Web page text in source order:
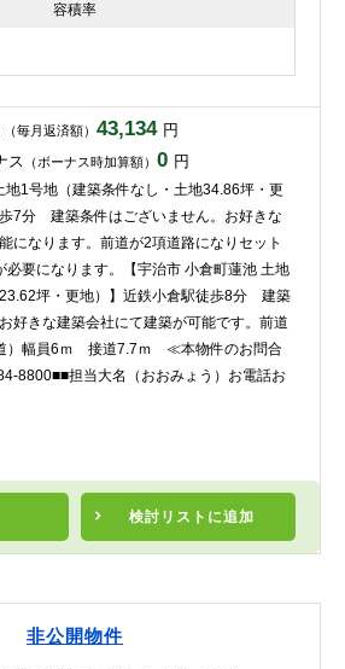
容積率
（毎月返済額） 43,134 円
ス （ボーナス時加算額） 0 円
検討リスト に追加
地1号地（建築条件なし・土地34.86坪・更
7分 建築条件はございません。お好きな
になります。前道が2項道路になりセット
必要になります。【宇治市 小倉町蓮池 土地
23.62坪・更地）】近鉄小倉駅徒歩8分 建築
好きな建築会社にて建築が可能です。前道
）幅員6ｍ 接道7.7ｍ ≪本物件のお問合
8800■■担当大名（おおみょう）お電話お
非公開物件